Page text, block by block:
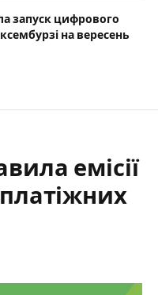
запуск цифрового
на вересень
емісії